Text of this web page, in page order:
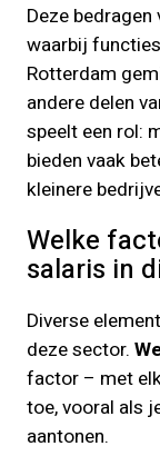
Deze
waarbij
Rotterdam
andere delen
speelt een rol:
bieden vaak
kleinere
Welke
salaris in
Diverse
deze sector.
factor – met
toe, vooral als
aantonen.